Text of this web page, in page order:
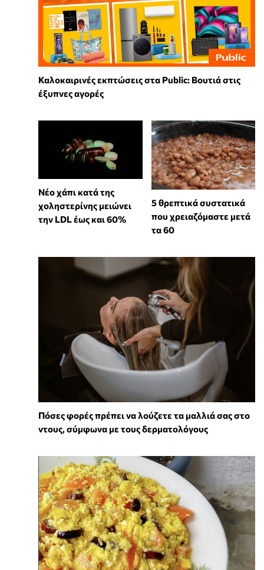
Καλοκαιρινές εκπτώσεις στα Public: Βουτιά στις
έξυπνες αγορές
Νέο χάπι κατά της
χοληστερίνης μειώνει
την LDL έως και 60%
5 θρεπτικά συστατικά
που χρειαζόμαστε μετά
τα 60
Πόσες φορές πρέπει να λούζετε τα μαλλιά σας στο
ντους, σύμφωνα με τους δερματολόγους